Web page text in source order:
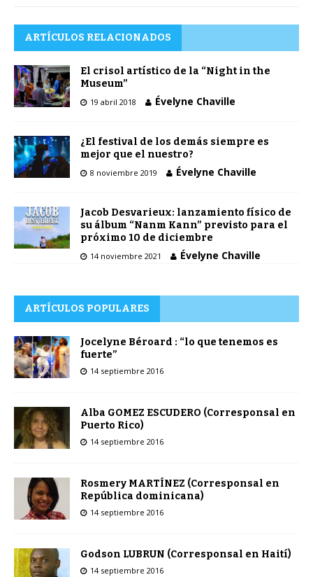
ARTÍCULOS RELACIONADOS
El crisol artístico de la “Night in the
Museum”
19 abril 2018 Évelyne Chaville
¿El festival de los demás siempre es
mejor que el nuestro?
8 noviembre 2019 Évelyne Chaville
Jacob Desvarieux: lanzamiento físico de
su álbum “Nanm Kann” previsto para el
próximo 10 de diciembre
14 noviembre 2021 Évelyne Chaville
ARTÍCULOS POPULARES
Jocelyne Béroard : “lo que tenemos es
fuerte”
14 septiembre 2016
Alba GOMEZ ESCUDERO (Corresponsal en
Puerto Rico)
14 septiembre 2016
Rosmery MARTÍNEZ (Corresponsal en
República dominicana)
14 septiembre 2016
Godson LUBRUN (Corresponsal en Haití)
14 septiembre 2016